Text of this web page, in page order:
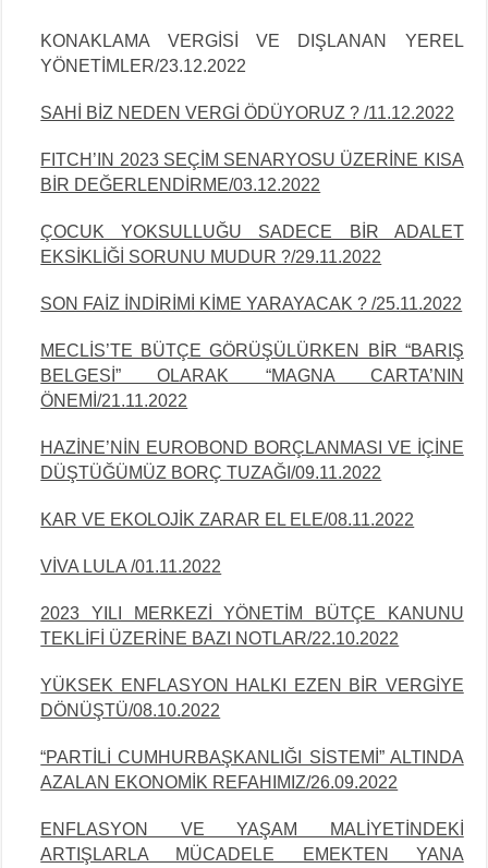
KONAKLAMA VERGİSİ VE DIŞLANAN YEREL
YÖNETİMLER/23.12.2022
SAHİ BİZ NEDEN VERGİ ÖDÜYORUZ ? /11.12.2022
FITCH’IN 2023 SEÇİM SENARYOSU ÜZERİNE KISA
BİR DEĞERLENDİRME/03.12.2022
ÇOCUK YOKSULLUĞU SADECE BİR ADALET
EKSİKLİĞİ SORUNU MUDUR ?/29.11.2022
SON FAİZ İNDİRİMİ KİME YARAYACAK ? /25.11.2022
MECLİS’TE BÜTÇE GÖRÜŞÜLÜRKEN BİR “BARIŞ
BELGESİ” OLARAK “MAGNA CARTA’NIN
ÖNEMİ/21.11.2022
HAZİNE’NİN EUROBOND BORÇLANMASI VE İÇİNE
DÜŞTÜĞÜMÜZ BORÇ TUZAĞI/09.11.2022
KAR VE EKOLOJİK ZARAR EL ELE/08.11.2022
VİVA LULA /01.11.2022
2023 YILI MERKEZİ YÖNETİM BÜTÇE KANUNU
TEKLİFİ ÜZERİNE BAZI NOTLAR/22.10.2022
YÜKSEK ENFLASYON HALKI EZEN BİR VERGİYE
DÖNÜŞTÜ/08.10.2022
“PARTİLİ CUMHURBAŞKANLIĞI SİSTEMİ” ALTINDA
AZALAN EKONOMİK REFAHIMIZ/26.09.2022
ENFLASYON VE YAŞAM MALİYETİNDEKİ
ARTIŞLARLA MÜCADELE EMEKTEN YANA